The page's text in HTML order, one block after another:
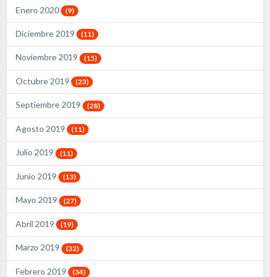
Enero 2020 (9)
Diciembre 2019 (11)
Noviembre 2019 (15)
Octubre 2019 (23)
Septiembre 2019 (28)
Agosto 2019 (11)
Julio 2019 (11)
Junio 2019 (13)
Mayo 2019 (27)
Abril 2019 (19)
Marzo 2019 (32)
Febrero 2019 (34)